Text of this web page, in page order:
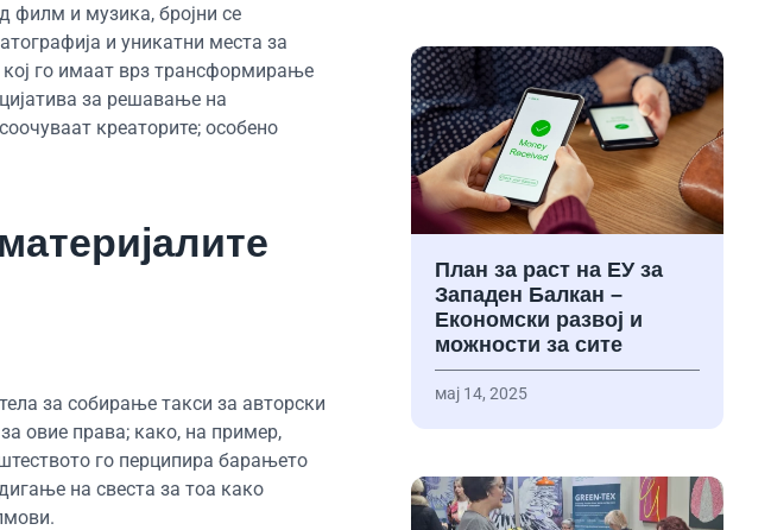
филм и музика, бројни се
и уникатни места за
го имаат врз трансформирање
за решавање на
креаторите; особено
за собирање такси за авторски
овие права; како, на пример,
го перципира барањето
на свеста за тоа како
План за раст на ЕУ за
Западен Балкан –
Економски развој и
можности за сите
мај 14, 2025